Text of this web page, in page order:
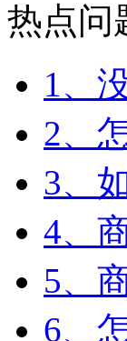
热点问
1、
2、
3、
4、
5、
6、